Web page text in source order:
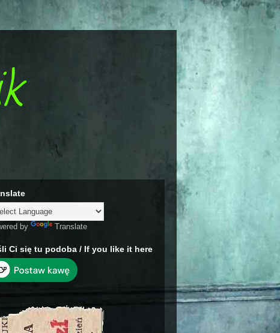
by Translate
Ci się tu podoba / If you like it here